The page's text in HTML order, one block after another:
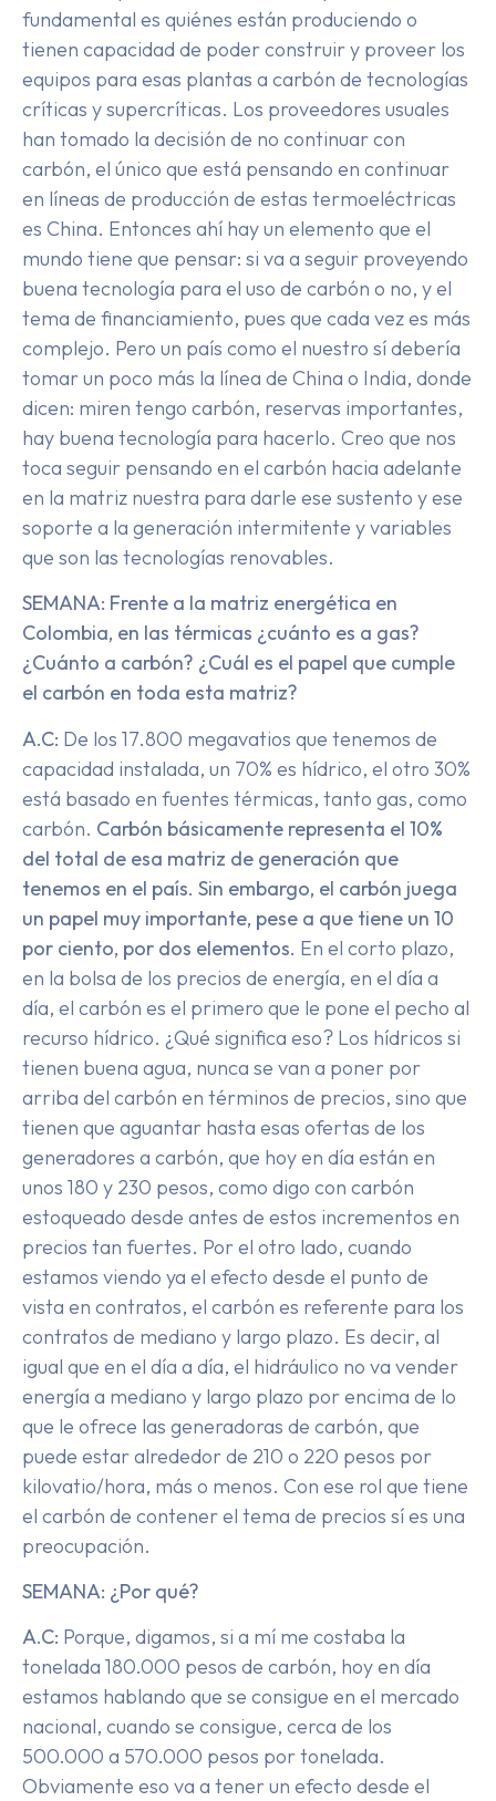
fundamental es quiénes están produciendo o
tienen capacidad de poder construir y proveer los
equipos para esas plantas a carbón de tecnologías
críticas y supercríticas. Los proveedores usuales
han tomado la decisión de no continuar con
carbón, el único que está pensando en continuar
en líneas de producción de estas termoeléctricas
es China. Entonces ahí hay un elemento que el
mundo tiene que pensar: si va a seguir proveyendo
buena tecnología para el uso de carbón o no, y el
tema de financiamiento, pues que cada vez es más
complejo. Pero un país como el nuestro sí debería
tomar un poco más la línea de China o India, donde
dicen: miren tengo carbón, reservas importantes,
hay buena tecnología para hacerlo. Creo que nos
toca seguir pensando en el carbón hacia adelante
en la matriz nuestra para darle ese sustento y ese
soporte a la generación intermitente y variables
que son las tecnologías renovables.
SEMANA: Frente a la matriz energética en
Colombia, en las térmicas ¿cuánto es a gas?
¿Cuánto a carbón? ¿Cuál es el papel que cumple
el carbón en toda esta matriz?
A.C: De los 17.800 megavatios que tenemos de
capacidad instalada, un 70% es hídrico, el otro 30%
está basado en fuentes térmicas, tanto gas, como
carbón. Carbón básicamente representa el 10%
del total de esa matriz de generación que
tenemos en el país. Sin embargo, el carbón juega
un papel muy importante, pese a que tiene un 10
por ciento, por dos elementos. En el corto plazo,
en la bolsa de los precios de energía, en el día a
día, el carbón es el primero que le pone el pecho al
recurso hídrico. ¿Qué significa eso? Los hídricos si
tienen buena agua, nunca se van a poner por
arriba del carbón en términos de precios, sino que
tienen que aguantar hasta esas ofertas de los
generadores a carbón, que hoy en día están en
unos 180 y 230 pesos, como digo con carbón
estoqueado desde antes de estos incrementos en
precios tan fuertes. Por el otro lado, cuando
estamos viendo ya el efecto desde el punto de
vista en contratos, el carbón es referente para los
contratos de mediano y largo plazo. Es decir, al
igual que en el día a día, el hidráulico no va vender
energía a mediano y largo plazo por encima de lo
que le ofrece las generadoras de carbón, que
puede estar alrededor de 210 o 220 pesos por
kilovatio/hora, más o menos. Con ese rol que tiene
el carbón de contener el tema de precios sí es una
preocupación.
SEMANA: ¿Por qué?
A.C: Porque, digamos, si a mí me costaba la
tonelada 180.000 pesos de carbón, hoy en día
estamos hablando que se consigue en el mercado
nacional, cuando se consigue, cerca de los
500.000 a 570.000 pesos por tonelada.
Obviamente eso va a tener un efecto desde el